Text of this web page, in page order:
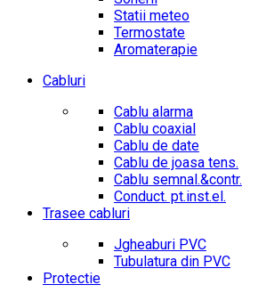
Statii meteo
Termostate
Aromaterapie
Cabluri
Cablu alarma
Cablu coaxial
Cablu de date
Cablu de joasa tens.
Cablu semnal.&contr.
Conduct. pt.inst.el.
Trasee cabluri
Jgheaburi PVC
Tubulatura din PVC
Protectie